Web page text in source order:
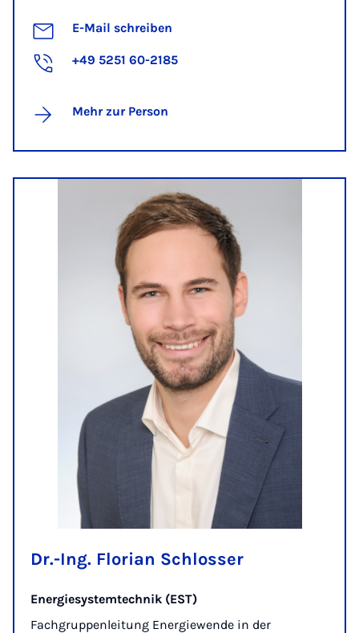
E-Mail schreiben
+49 5251 60-2185
Mehr zur Person
Dr.-Ing. Florian Schlosser
Energiesystemtechnik (EST)
Fachgruppenleitung Energiewende in der